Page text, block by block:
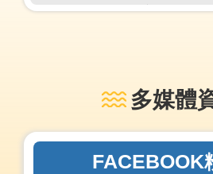
下水位：標高30.637
多媒體
FACEBOOK